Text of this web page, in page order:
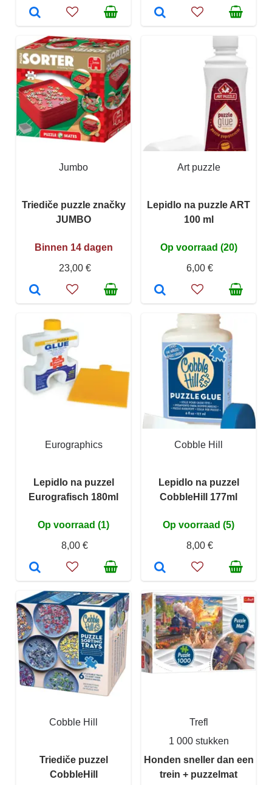
Jumbo
Triediče puzzle značky
JUMBO
Binnen 14 dagen
23,00 €
Art puzzle
Lepidlo na puzzle ART
100 ml
Op voorraad (20)
6,00 €
Eurographics
Lepidlo na puzzel
Eurografisch 180ml
Op voorraad (1)
8,00 €
Cobble Hill
Lepidlo na puzzel
CobbleHill 177ml
Op voorraad (5)
8,00 €
Cobble Hill
Triediče puzzel
CobbleHill
Trefl
1 000 stukken
Honden sneller dan een
trein + puzzelmat